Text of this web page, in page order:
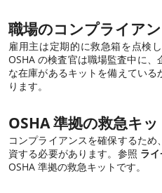
職場のコンプライア
雇用主は定期的に救急箱を点検
OSHA の検査官は職場監査中に
な在庫があるキットを備えてい
ります。
OSHA 準拠の救急キ
コンプライアンスを確保するた
資する必要があります。参照 ラ
OSHA 準拠の救急キットです。